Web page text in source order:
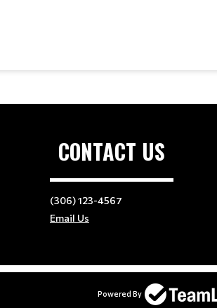
CONTACT US
(306) 123-4567
Email Us
Powered By